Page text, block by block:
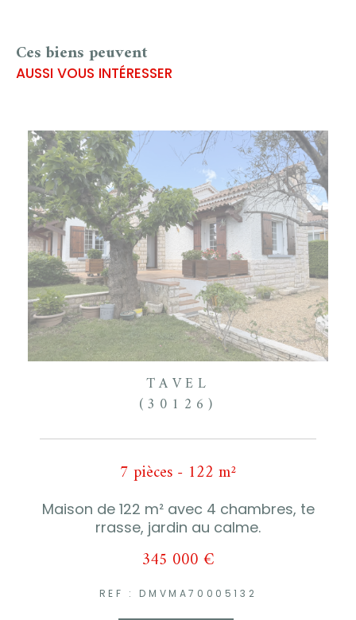
Ces biens peuvent
AUSSI VOUS INTÉRESSER
TAVEL
(30126)
7 pièces - 122 m²
Maison de 122 m² avec 4 chambres, te
rrasse, jardin au calme.
345 000 €
REF : DMVMA70005132